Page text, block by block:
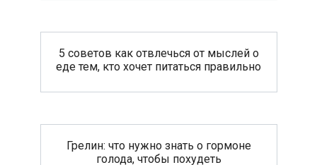
5 советов как отвлечься от мыслей о
еде тем, кто хочет питаться правильно
Грелин: что нужно знать о гормоне
голода, чтобы похудеть